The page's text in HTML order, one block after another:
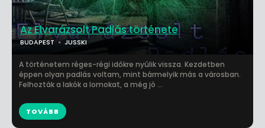
Az Elvarázsolt Padlás története
BUDAPEST JUSSKI
A történetem réges-régi időkre nyúlik vissza. Kezdetben
éppen olyan padlás voltam, mint bármelyik más a városban.
Felhozták a lakók a lomokat, a még jó ...
TOVÁBB